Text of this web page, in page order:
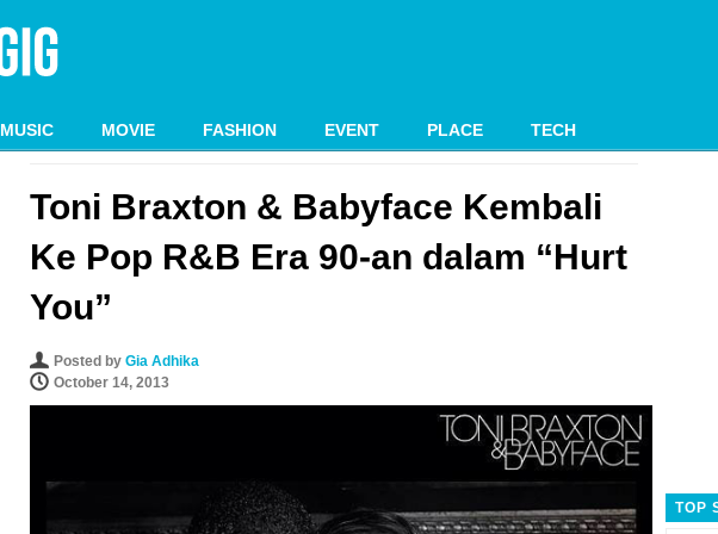
MUSIC MOVIE FASHION EVENT PLACE TECH
Toni Braxton & Babyface Kembali
Ke Pop R&B Era 90-an dalam “Hurt
You”
Posted by Gia Adhika
October 14, 2013
TOP